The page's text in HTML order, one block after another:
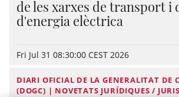
de les xarxes de transport
d'energia elèctrica
Fri Jul 31 08:30:00 CEST 2026
DIARI OFICIAL DE LA GENERALITAT DE
(DOGC) | NOVETATS JURÍDIQUES /